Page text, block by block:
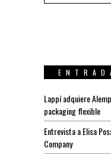
Lappí adquiere
packaging flexible
Entrevista a Elisa
Company